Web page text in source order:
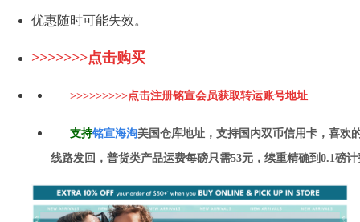
优惠随时可能失效。
>>>>>>>点击购买
>>>>>>>>>点击注册铭宣会员获取转运账号地址
支持铭宣海淘美国仓库地址，支持国内双币信用卡，喜欢
线路发回，普货类产品运费每磅只需53元，续重精确到0.1磅计